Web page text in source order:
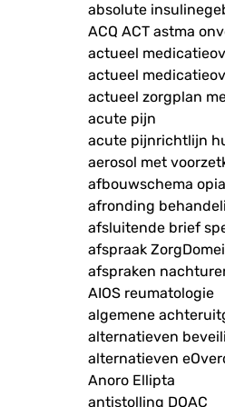
absolute
ACQ ACT astma
actueel
actueel
actueel zorgplan
acute pijn
acute pijnrichtlijn
aerosol met
afbouwschema
afronding
afsluitende brief
afspraak
afspraken
AIOS reumatologie
algemene
alternatieven
alternatieven
Anoro Ellipta
antistolling DOAC